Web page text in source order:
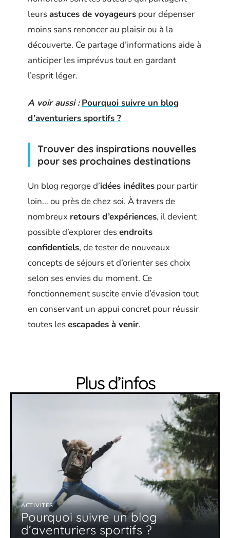
leursastuces de voyageurs pour dépenser
moins sans renoncer au plaisir ou à la
découverte. Ce partage d’informations aide à
anticiper les imprévus tout en gardant
l’esprit léger.
A voir aussi : Pourquoi suivre un blog
d’aventuriers sportifs ?
Trouver des inspirations nouvelles
pour ses prochaines destinations
Un blog regorge d’idées inédites pour partir
loin… ou près de chez soi. À travers de
nombreux retours d’expériences, il devient
possible d’explorer desendroits
confidentiels, de tester de nouveaux
concepts de séjours et d’orienter ses choix
selon ses envies du moment. Ce
fonctionnement suscite envie d’évasion tout
en conservant un appui concret pour réussir
toutes lesescapades à venir.
Plus d’infos
ACTIVITÉS
Pourquoi suivre un blog
d’aventuriers sportifs ?